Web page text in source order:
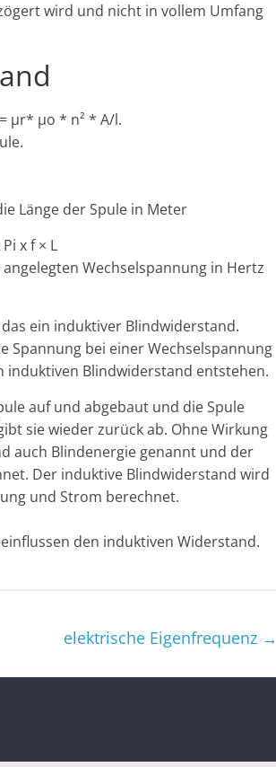
wird und nicht in vollem Umfang
µr* µo * n² * A/l.
Länge der Spule in Meter
x f × L
Wechselspannung in Hertz
ein induktiver Blindwiderstand.
Spannung bei einer Wechselspannung
induktiven Blindwiderstand entstehen.
auf und abgebaut und die Spule
sie wieder zurück ab. Ohne Wirkung
auch Blindenergie genannt und der
Der induktive Blindwiderstand wird
und Strom berechnet.
den induktiven Widerstand.
elektrische Eigenfrequenz →